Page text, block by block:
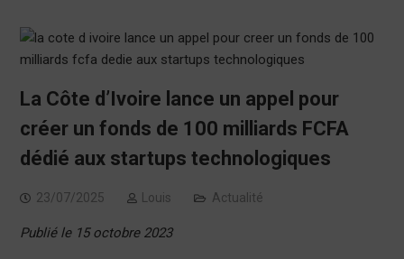
La Côte d’Ivoire lance un appel pour
créer un fonds de 100 milliards FCFA
dédié aux startups technologiques
23/07/2025 Louis Actualité
Publié le 15 octobre 2023